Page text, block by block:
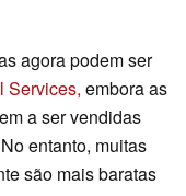
agora podem ser
Services, embora as
a ser vendidas
entanto, muitas
são mais baratas